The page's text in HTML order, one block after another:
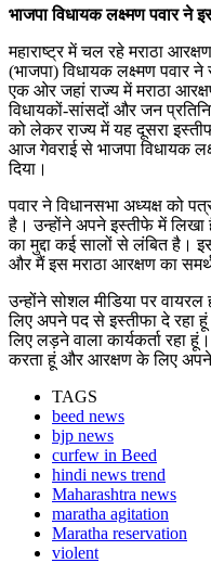
भाजपा विधायक लक्ष्मण पवार ने
महाराष्ट्र में चल रहे मराठा
(भाजपा) विधायक लक्ष्मण पवार
एक ओर जहां राज्य में मराठा
विधायकों-सांसदों और जन
को लेकर राज्य में यह दूसरा
आज गेवराई से भाजपा विधायक
दिया।
पवार ने विधानसभा अध्यक्ष को
है। उन्होंने अपने इस्तीफे में लिखा
का मुद्दा कई सालों से लंबित है।
और मैं इस मराठा आरक्षण का
उन्होंने सोशल मीडिया पर
लिए अपने पद से इस्तीफा दे रहा
लिए लड़ने वाला कार्यकर्ता रहा
करता हूं और आरक्षण के लिए अपने
TAGS
beed news
bjp news
curfew in Beed
hindi news trend
Maharashtra news
maratha agitation
Maratha reservation
violent